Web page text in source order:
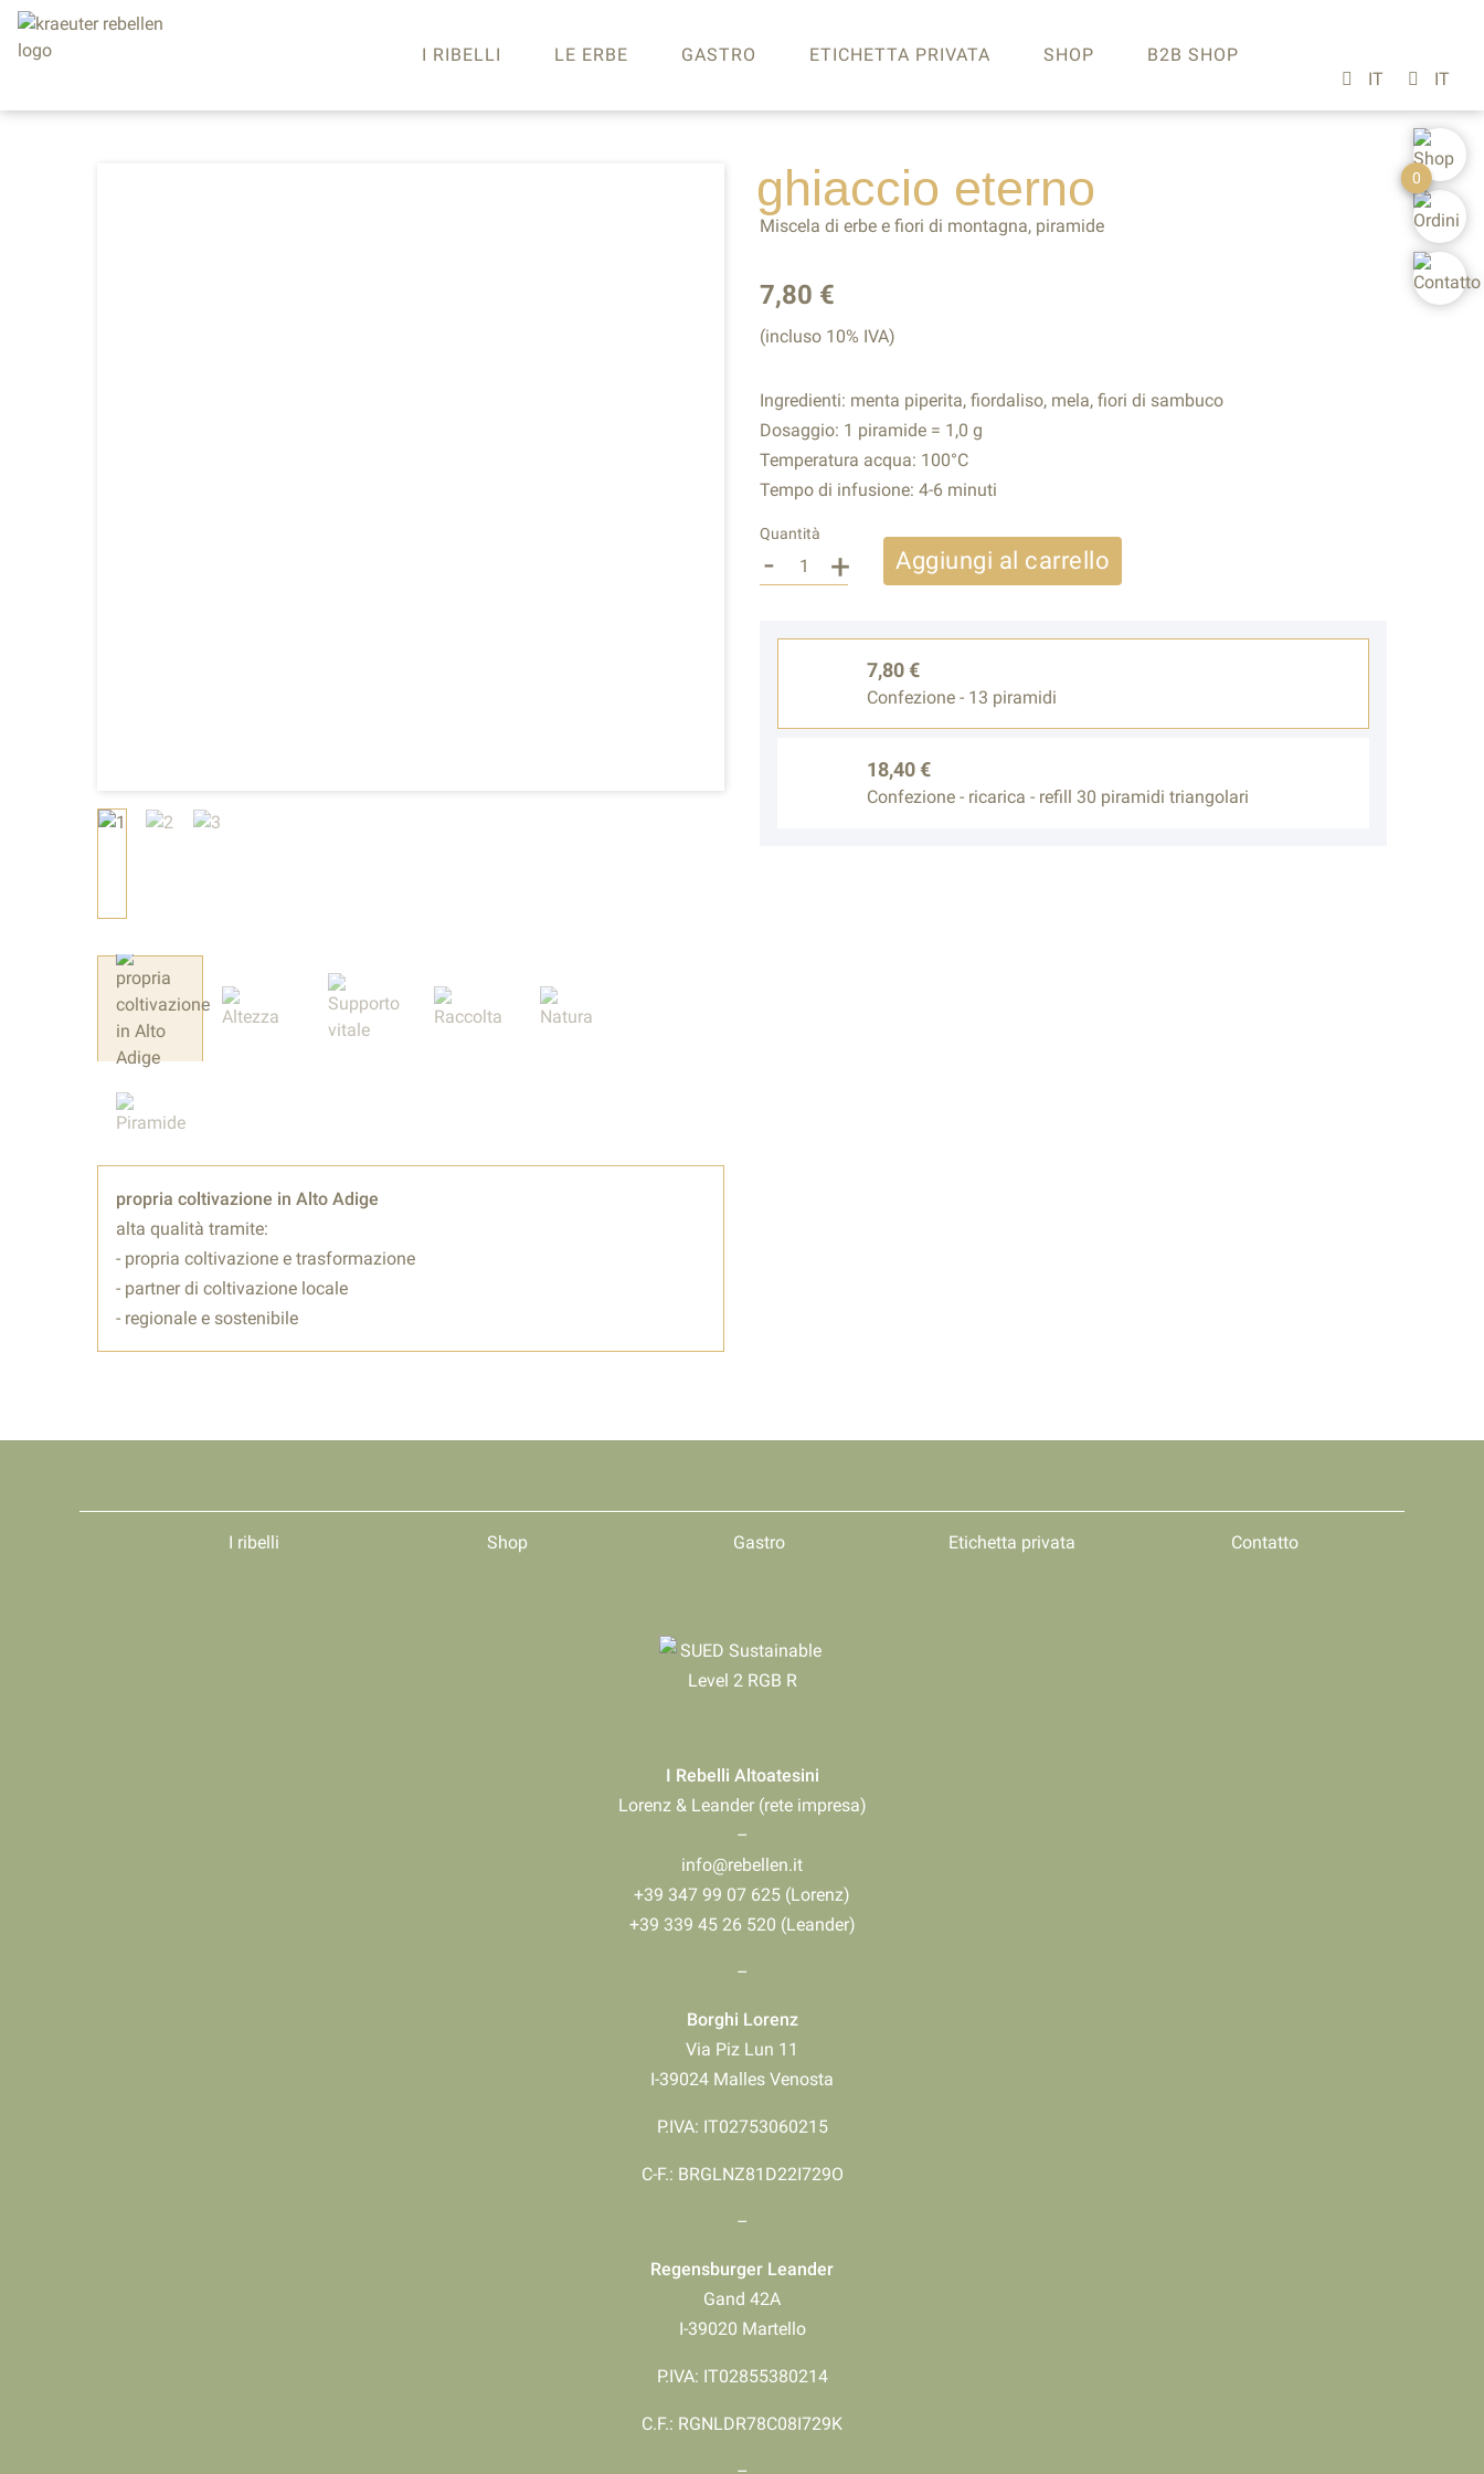
propria coltivazione in Alto Adige
alta qualità tramite:
- propria coltivazione e trasformazione
- partner di coltivazione locale
- regionale e sostenibile
ghiaccio eterno
Miscela di erbe e fiori di montagna, piramide
7,80 €
(incluso 10% IVA)
Ingredienti: menta piperita, fiordaliso, mela, fiori di sambuco
Dosaggio: 1 piramide = 1,0 g
Temperatura acqua: 100°C
Tempo di infusione: 4-6 minuti
Quantità
- + Aggiungi al carrello
7,80 €
Confezione - 13 piramidi
18,40 €
Confezione - ricarica - refill 30 piramidi triangolari
I RIBELLI LE ERBE GASTRO ETICHETTA PRIVATA SHOP B2B SHOP
I ribelli Shop Gastro Etichetta privata Contatto
I Rebelli Altoatesini
Lorenz & Leander (rete impresa)
–
info@rebellen.it
+39 347 99 07 625 (Lorenz)
+39 339 45 26 520 (Leander)
–
Borghi Lorenz
Via Piz Lun 11
I-39024 Malles Venosta
P.IVA: IT02753060215
C-F.: BRGLNZ81D22I729O
–
Regensburger Leander
Gand 42A
I-39020 Martello
P.IVA: IT02855380214
C.F.: RGNLDR78C08I729K
0